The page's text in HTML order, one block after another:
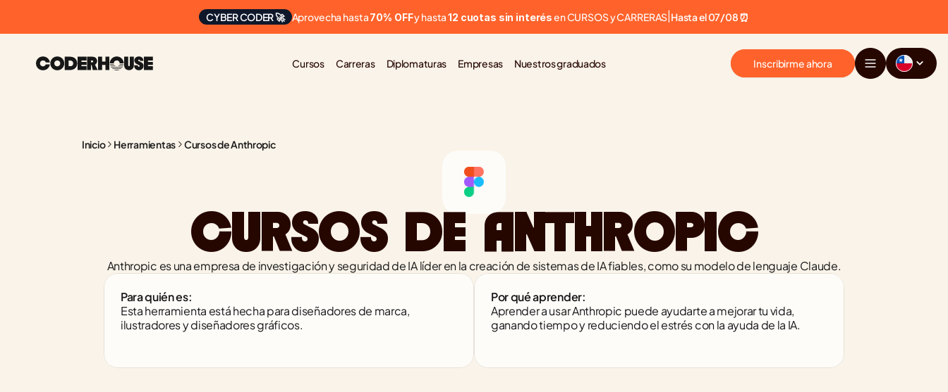
CYBER CODER 🚀 Aprovecha hasta 70% OFF y hasta 12 cuotas sin interés en CURSOS y CARRERAS Hasta el 07/08 ⏰
Cursos Carreras Diplomaturas Empresas Nuestros graduados Inscribirme ahora
Inicio Herramientas Cursos de Anthropic
CURSOS DE ANTHROPIC
Anthropic es una empresa de investigación y seguridad de IA líder en la creación de sistemas de IA fiables, como su modelo de lenguaje Claude.
Para quién es:
Esta herramienta está hecha para diseñadores de marca,
ilustradores y diseñadores gráficos.
Por qué aprender:
Aprender a usar Anthropic puede ayudarte a mejorar tu vida,
ganando tiempo y reduciendo el estrés con la ayuda de la IA.